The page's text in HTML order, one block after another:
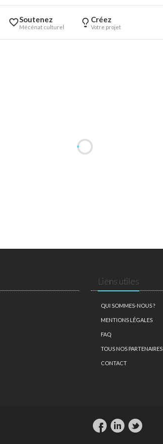
Soutenez
Mécénat culturel
Créez
Votre projet
Liens utiles
QUI SOMMES-NOUS ?
MENTIONS LÉGALES
FAQ
TOUS NOS PARTENAIRES
CONTACT